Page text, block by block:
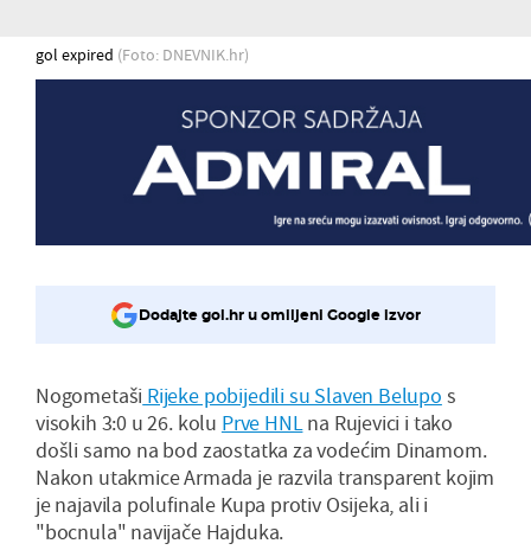
gol expired (Foto: DNEVNIK.hr)
Dodajte gol.hr u omiljeni Google izvor
Nogometaši Rijeke pobijedili su Slaven Belupo s
visokih 3:0 u 26. kolu Prve HNLna Rujevici i tako
došli samo na bod zaostatka za vodećim Dinamom.
Nakon utakmice Armada je razvila transparent kojim
je najavila polufinale Kupa protiv Osijeka, ali i
"bocnula" navijače Hajduka.